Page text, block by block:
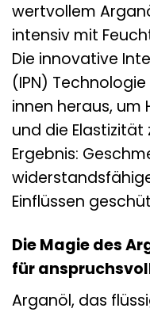
wertvollem
intensiv mit
Die innovative
(IPN)
innen heraus,
und die Elastizität
Ergebnis:
Einflüssen
Die Magie des
für
Arganöl, das